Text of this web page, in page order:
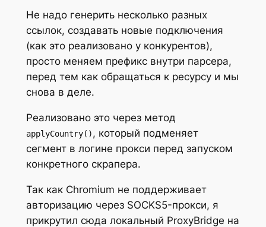
Не надо генерить несколько разных
ссылок, создавать новые подключения
(как это реализовано у конкурентов),
просто меняем префикс внутри парсера,
перед тем как обращаться к ресурсу и мы
снова в деле.
Реализовано это через метод
applyCountry(), который подменяет
сегмент в логине прокси перед запуском
конкретного скрапера.
Так как Chromium не поддерживает
авторизацию через SOCKS5-прокси, я
прикрутил сюда локальный ProxyBridge на